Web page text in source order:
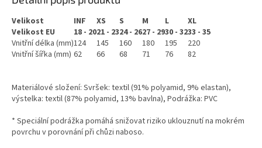
Velikost INF XS S M L
XL
Velikost EU
18 - 2021 - 2324 - 2627 - 2930 - 3233 - 35
Vnitřní délka (mm)124 145 160 180 195
220
Vnitřní šířka (mm) 62 66 68 71 76 82
Materiálové složení: Svršek: textil (91% polyamid, 9% elastan),
výstelka: textil (87% polyamid, 13% bavlna), Podrážka: PVC
* Speciální podrážka pomáhá snižovat riziko uklouznutí na mokrém
povrchu v porovnání při chůzi naboso.